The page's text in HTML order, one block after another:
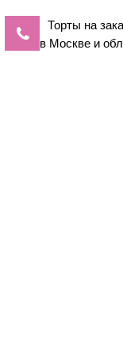
Торты на
в Москве и